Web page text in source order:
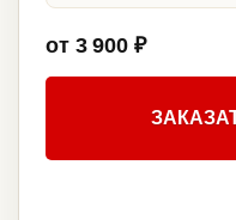
от 3 900 ₽